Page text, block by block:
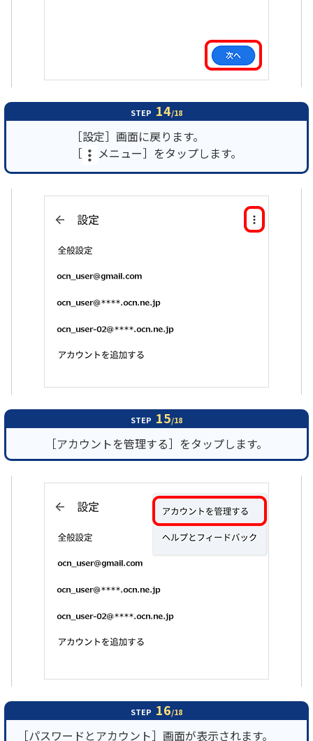
STEP 14/18
［設定］画面に戻ります。
［
メニュー］をタップします。
STEP 15/18
［アカウントを管理する］をタップします。
STEP 16/18
［パスワードとアカウント］画面が表示されます。